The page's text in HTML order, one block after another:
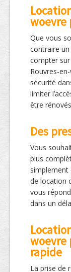
woevre
Que vous
contraire
compter
Rouvres-
sécurité
limiter
être
Des
Vous
plus
simplement
de location
vous
dans un
woevre
rapide
La prise de